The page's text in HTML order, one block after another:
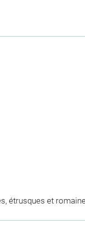
étrusques et